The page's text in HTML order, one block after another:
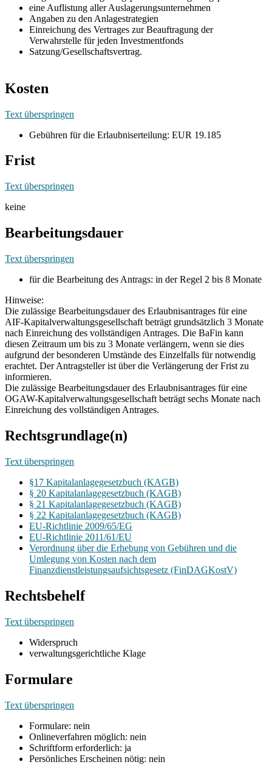
eine Auflistung aller Auslagerungsunternehmen
Angaben zu den Anlagestrategien
Einreichung des Vertrages zur Beauftragung der
Verwahrstelle für jeden Investmentfonds
Satzung/Gesellschaftsvertrag.
Kosten
Text überspringen
Gebühren für die Erlaubniserteilung: EUR 19.185
Frist
Text überspringen
keine
Bearbeitungsdauer
Text überspringen
für die Bearbeitung des Antrags: in der Regel 2 bis 8 Monate
Hinweise:
Die zulässige Bearbeitungsdauer des Erlaubnisantrages für eine
AIF-Kapitalverwaltungsgesellschaft beträgt grundsätzlich 3 Monate
nach Einreichung des vollständigen Antrages. Die BaFin kann
diesen Zeitraum um bis zu 3 Monate verlängern, wenn sie dies
aufgrund der besonderen Umstände des Einzelfalls für notwendig
erachtet. Der Antragsteller ist über die Verlängerung der Frist zu
informieren.
Die zulässige Bearbeitungsdauer des Erlaubnisantrages für eine
OGAW-Kapitalverwaltungsgesellschaft beträgt sechs Monate nach
Einreichung des vollständigen Antrages.
Rechtsgrundlage(n)
Text überspringen
§17 Kapitalanlagegesetzbuch (KAGB)
§ 20 Kapitalanlagegesetzbuch (KAGB)
§ 21 Kapitalanlagegesetzbuch (KAGB)
§ 22 Kapitalanlagegesetzbuch (KAGB)
EU-Richtlinie 2009/65/EG
EU-Richtlinie 2011/61/EU
Verordnung über die Erhebung von Gebühren und die
Umlegung von Kosten nach dem
Finanzdienstleistungsaufsichtsgesetz (FinDAGKostV)
Rechtsbehelf
Text überspringen
Widerspruch
verwaltungsgerichtliche Klage
Formulare
Text überspringen
Formulare: nein
Onlineverfahren möglich: nein
Schriftform erforderlich: ja
Persönliches Erscheinen nötig: nein